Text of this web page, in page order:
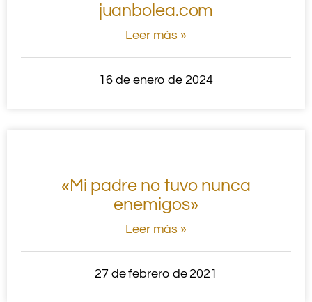
juanbolea.com
Leer más »
16 de enero de 2024
«Mi padre no tuvo nunca
enemigos»
Leer más »
27 de febrero de 2021